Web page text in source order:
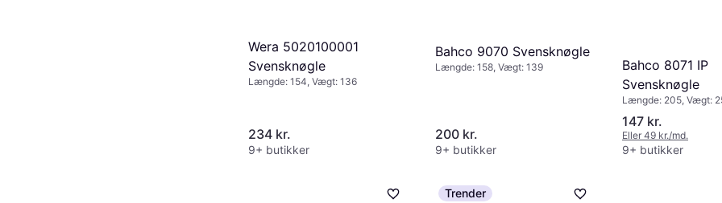
Wera 5020100001
Svensknøgle
Længde: 154, Vægt: 136
234 kr.
9+ butikker
Bahco 9070 Svensknøgle
Længde: 158, Vægt: 139
200 kr.
9+ butikker
Bahco 8071 IP
Svensknøgle
Længde: 205, Vægt:
147 kr.
Eller 49 kr./md.
9+ butikker
Trender